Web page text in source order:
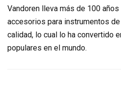
Vandoren lleva más de 100
accesorios para instrumentos
calidad, lo cual lo ha convertido
populares en el mundo.